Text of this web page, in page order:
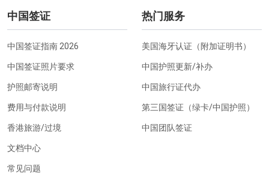
中国签证
中国签证指南 2026
中国签证照片要求
护照邮寄说明
费用与付款说明
香港旅游/过境
文档中心
常见问题
热门服务
美国海牙认证（附加证明书）
中国护照更新/补办
中国旅行证代办
第三国签证（绿卡/中国护照）
中国团队签证